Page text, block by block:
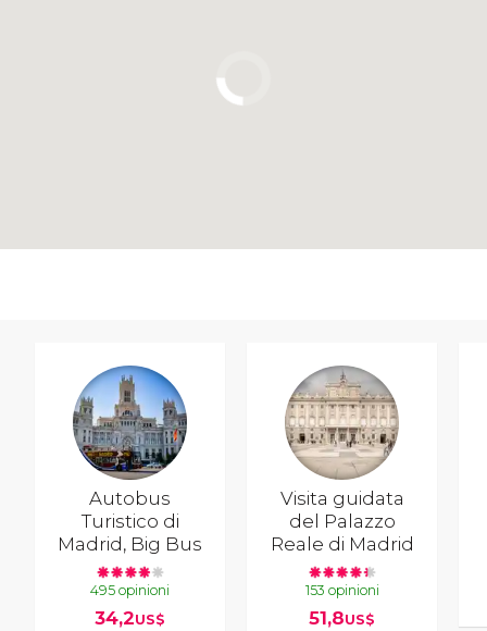
Autobus
Turistico di
Madrid, Big Bus
495 opinioni
34,2US$
Visita guidata
del Palazzo
Reale di Madrid
153 opinioni
51,8US$